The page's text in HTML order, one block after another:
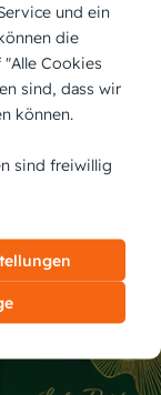
und ein
die
Cookies
sind, dass wir
können.
sind freiwillig